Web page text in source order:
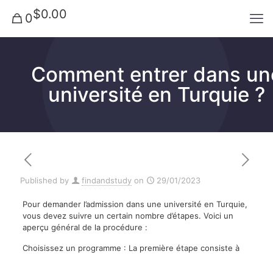
0$0.00
Comment entrer dans
université en Turquie ?
Published by findandstudy on 29/01/2023
Pour demander l’admission dans une université en Turquie,
vous devez suivre un certain nombre d’étapes. Voici un
aperçu général de la procédure :
Choisissez un programme : La première étape consiste à